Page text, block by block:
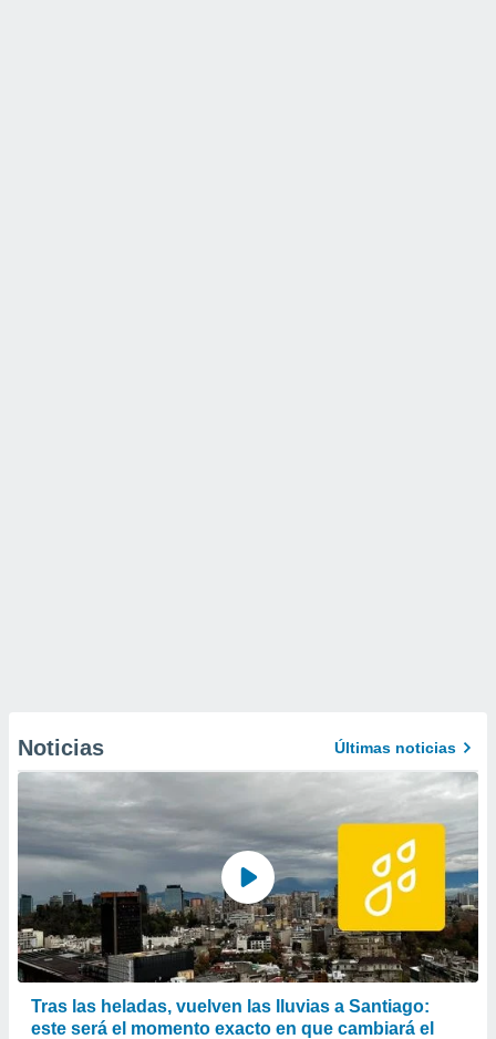
Noticias Últimas noticias
Tras las heladas, vuelven las lluvias a Santiago:
este será el momento exacto en que cambiará el